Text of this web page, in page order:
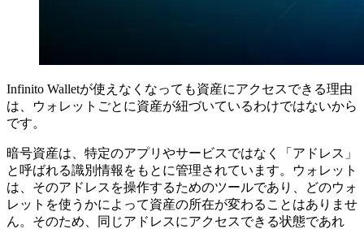
Infinito Walletが使えなくなっても資産にアクセスできる理由
は、ウォレットごとに資産が紐づいているわけではないから
です。
暗号資産は、特定のアプリやサービスではなく「アドレス」
と呼ばれる識別情報をもとに管理されています。ウォレット
は、そのアドレスを操作するためのツールであり、どのウォ
レットを使うかによって資産の所在が変わることはありませ
ん。そのため、同じアドレスにアクセスできる状態であれ